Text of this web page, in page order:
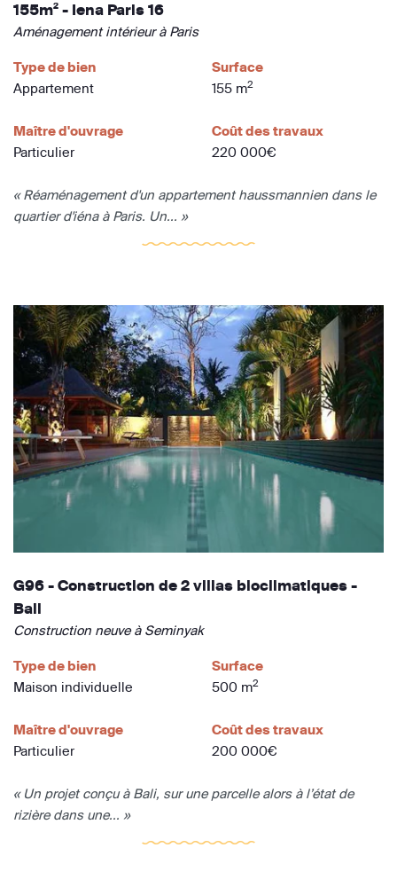
155m² - Iena Paris 16
Aménagement intérieur à Paris
Type de bien
Appartement
Surface
155 m2
Maître d'ouvrage
Particulier
Coût des travaux
220 000€
« Réaménagement d'un appartement haussmannien dans le
quartier d'iéna à Paris. Un... »
G96 - Construction de 2 villas bioclimatiques -
Bali
Construction neuve à Seminyak
Type de bien
Maison individuelle
Surface
500 m2
Maître d'ouvrage
Particulier
Coût des travaux
200 000€
« Un projet conçu à Bali, sur une parcelle alors à l’état de
rizière dans une... »